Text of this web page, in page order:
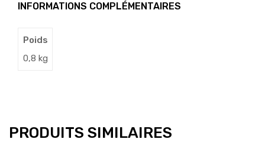
INFORMATIONS COMPLÉMENTAIRES
Poids
0,8 kg
PRODUITS SIMILAIRES